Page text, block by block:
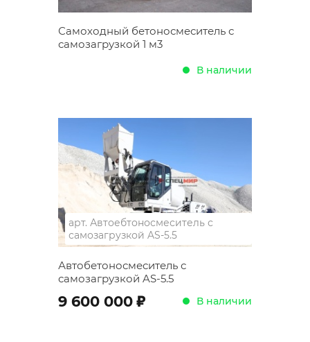
Самоходный бетоносмеситель с
самозагрузкой 1 м3
В наличии
арт. Автоебтоносмеситель с
самозагрузкой AS-5.5
Автобетоносмеситель с
самозагрузкой AS-5.5
9 600 000 ; В наличии